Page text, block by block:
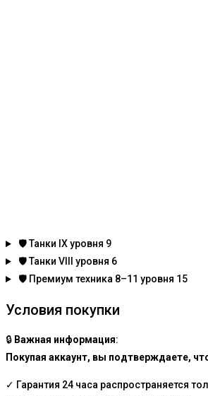
🛡️Танки IX уровня 9
🛡️Танки VIII уровня 6
🛡️ Премиум техника 8–11 уровня 15
Условия покупки
🔒 Важная информация:
Покупая аккаунт, вы подтверждаете,
✓ Гарантия 24 часа распространяется